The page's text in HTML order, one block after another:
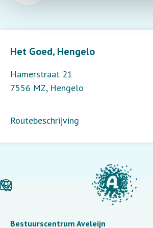
Het Goed, Hengelo
Hamerstraat 21
7556 MZ, Hengelo
Routebeschrijving
Bestuurscentrum Aveleijn